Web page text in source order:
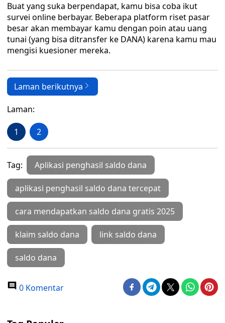
Buat yang suka berpendapat, kamu bisa coba ikut
survei online berbayar. Beberapa platform riset pasar
besar akan membayar kamu dengan poin atau uang
tunai (yang bisa ditransfer ke DANA) karena kamu mau
mengisi kuesioner mereka.
Laman berikutnya
Laman:
1 2
Tag: Aplikasi penghasil saldo dana
aplikasi penghasil saldo dana tercepat
cara mendapatkan saldo dana gratis 2025
klaim saldo dana link saldo dana
saldo dana
0 Komentar